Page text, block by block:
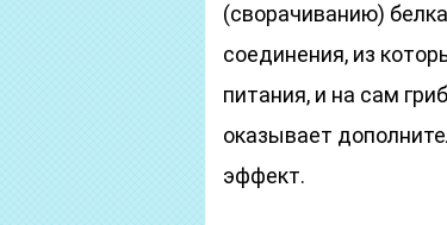
(сворачиванию)
соединения, из
питания, и на сам
оказывает
эффект.